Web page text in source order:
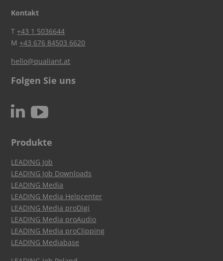
Kontakt
T+43 1 5036644
M+43 676 84503 6620
hello@qualiant.at
Folgen Sie uns
N c
Produkte
LEADING Job
LEADING Job Downloads
LEADING Media
LEADING Media Helpcenter
LEADING Media proDigi
LEADING Media proAudio
LEADING Media proClipping
LEADING Mediabase